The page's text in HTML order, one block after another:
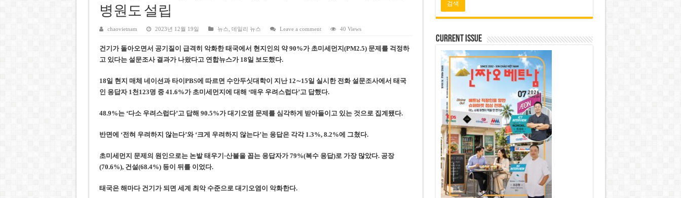
호찌민시, 올해 국경절 연휴 5일 연속 휴무 확정… 8월 29일~9월 2일
우크라이나 전황 1,623일: 키이우, 탄도미사일 요격 실패…드론, 모스크바 집중 공격
미 국방부, 육군 참모총장 임명 난항
조세심판원, 배우 유연석 30억 세금 불복 청구 기각
병원도 설립
chaovietnam 2023년 12월 19일 뉴스 데일리 뉴스 Leave a comment 40 Views
건기가 돌아오면서 공기질이 급격히 악화한 태국에서 현지인의 약 90%가 초미세먼지(PM2.5) 문제를 걱정하
고 있다는 설문조사 결과가 나왔다고 연합뉴스가 18일 보도했다.
18일 현지 매체 네이션과 타이PBS에 따르면 수안두싯대학이 지난 12∼15일 실시한 전화 설문조사에서 태국
인 응답자 1천123명 중 41.6%가 초미세먼지에 대해 ‘매우 우려스럽다’고 답했다.
48.9%는 ‘다소 우려스럽다’고 답해 90.5%가 대기오염 문제를 심각하게 받아들이고 있는 것으로 집계됐다.
반면에 ‘전혀 우려하지 않는다’와 ‘크게 우려하지 않는다’는 응답은 각각 1.3%, 8.2%에 그쳤다.
초미세먼지 문제의 원인으로는 논밭 태우기·산불을 꼽는 응답자가 79%(복수 응답)로 가장 많았다. 공장
(70.6%), 건설(68.4%) 등이 뒤를 이었다.
태국은 해마다 건기가 되면 세계 최악 수준으로 대기오염이 악화한다.
Current Issue